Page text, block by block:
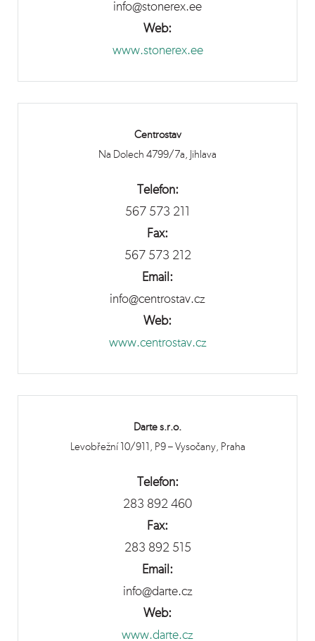
info@stonerex.ee
Web:
www.stonerex.ee
Centrostav
Na Dolech 4799/7a, Jihlava
Telefon:
567 573 211
Fax:
567 573 212
Email:
info@centrostav.cz
Web:
www.centrostav.cz
Darte s.r.o.
Levobřežní 10/911, P9 – Vysočany, Praha
Telefon:
283 892 460
Fax:
283 892 515
Email:
info@darte.cz
Web:
www.darte.cz